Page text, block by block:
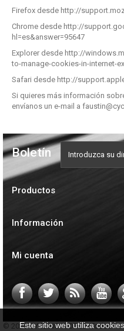
Firefox desde http://
Chrome desde http://
hl=es&answer=95647
Explorer desde http://
to-manage-cookies-in-internet-
Safari desde http://
Si quieres más información
envíanos un e-mail a
Boletín
Productos
Información
© 2026 CYCLING WORLD. Todos
Mi cuenta
Este sitio web utiliza